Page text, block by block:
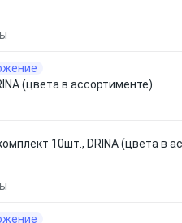
(цвета в ассортименте)
10шт., DRINA (цвета в